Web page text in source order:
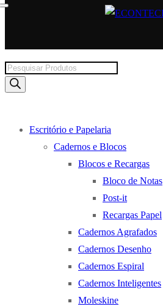
Products
search
Escritório e Papelaria
Cadernos e Blocos
Blocos e Recargas
Bloco de Notas
Post-it
Recargas Papel
Cadernos Agrafados
Cadernos Desenho
Cadernos Espiral
Cadernos Inteligentes
Moleskine